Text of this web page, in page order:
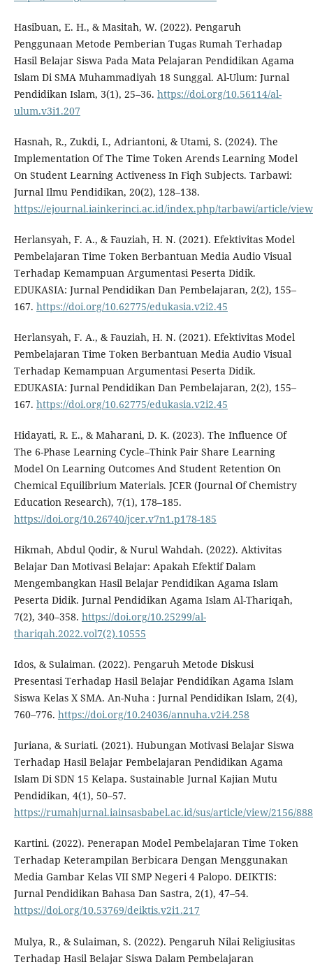
Hasibuan, E. H., & Masitah, W. (2022). Pengaruh
Penggunaan Metode Pemberian Tugas Rumah Terhadap
Hasil Belajar Siswa Pada Mata Pelajaran Pendidikan Agama
Islam Di SMA Muhammadiyah 18 Sunggal. Al-Ulum: Jurnal
Pendidikan Islam, 3(1), 25–36. https://doi.org/10.56114/al-
ulum.v3i1.207
Hasnah, R., Zukdi, I., Adriantoni, & Utami, S. (2024). The
Implementation Of The Time Token Arends Learning Model
On Student Learning Activeness In Fiqh Subjects. Tarbawi:
Jurnal Ilmu Pendidikan, 20(2), 128–138.
https://ejournal.iainkerinci.ac.id/index.php/tarbawi/article/
Herlansyah, F. A., & Fauziah, H. N. (2021). Efektivitas Model
Pembelajaran Time Token Berbantuan Media Audio Visual
Terhadap Kemampuan Argumentasi Peserta Didik.
EDUKASIA: Jurnal Pendidikan Dan Pembelajaran, 2(2), 155–
167. https://doi.org/10.62775/edukasia.v2i2.45
Herlansyah, F. A., & Fauziah, H. N. (2021). Efektivitas Model
Pembelajaran Time Token Berbantuan Media Audio Visual
Terhadap Kemampuan Argumentasi Peserta Didik.
EDUKASIA: Jurnal Pendidikan Dan Pembelajaran, 2(2), 155–
167. https://doi.org/10.62775/edukasia.v2i2.45
Hidayati, R. E., & Maharani, D. K. (2023). The Influence Of
The 6-Phase Learning Cycle–Think Pair Share Learning
Model On Learning Outcomes And Student Retention On
Chemical Equilibrium Materials. JCER (Journal Of Chemistry
Education Research), 7(1), 178–185.
https://doi.org/10.26740/jcer.v7n1.p178-185
Hikmah, Abdul Qodir, & Nurul Wahdah. (2022). Aktivitas
Belajar Dan Motivasi Belajar: Apakah Efektif Dalam
Mengembangkan Hasil Belajar Pendidikan Agama Islam
Peserta Didik. Jurnal Pendidikan Agama Islam Al-Thariqah,
7(2), 340–358. https://doi.org/10.25299/al-
thariqah.2022.vol7(2).10555
Idos, & Sulaiman. (2022). Pengaruh Metode Diskusi
Presentasi Terhadap Hasil Belajar Pendidikan Agama Islam
Siswa Kelas X SMA. An-Nuha : Jurnal Pendidikan Islam, 2(4),
760–776. https://doi.org/10.24036/annuha.v2i4.258
Juriana, & Suriati. (2021). Hubungan Motivasi Belajar Siswa
Terhadap Hasil Belajar Pembelajaran Pendidikan Agama
Islam Di SDN 15 Kelapa. Sustainable Jurnal Kajian Mutu
Pendidikan, 4(1), 50–57.
https://rumahjurnal.iainsasbabel.ac.id/sus/article/view/2156/888
Kartini. (2022). Penerapan Model Pembelajaran Time Token
Terhadap Keterampilan Berbicara Dengan Menggunakan
Media Gambar Kelas VII SMP Negeri 4 Palopo. DEIKTIS:
Jurnal Pendidikan Bahasa Dan Sastra, 2(1), 47–54.
https://doi.org/10.53769/deiktis.v2i1.217
Mulya, R., & Sulaiman, S. (2022). Pengaruh Nilai Religiusitas
Terhadap Hasil Belajar Siswa Dalam Pembelajaran